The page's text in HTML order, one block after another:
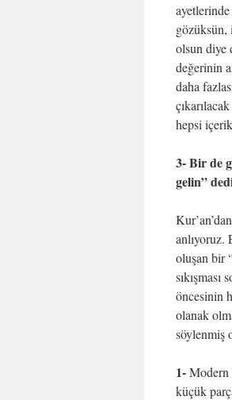
gözüksün,
olsun diye
değerinin
daha
hepsi
3- Bir de
gelin”
anlıyoruz.
oluşan bir
öncesinin
olanak
söylenmiş
1-Modern
küçük